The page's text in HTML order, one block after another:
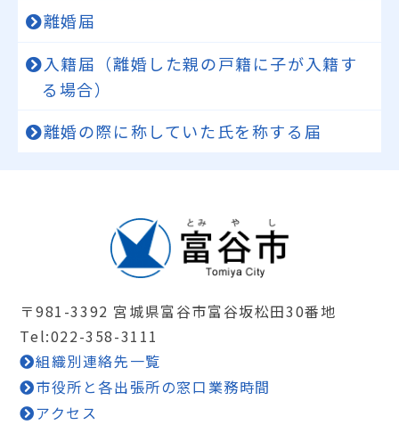
離婚届
入籍届（離婚した親の戸籍に子が入籍す
る場合）
離婚の際に称していた氏を称する届
〒981-3392 宮城県富谷市富谷坂松田30番地
Tel:022-358-3111
組織別連絡先一覧
市役所と各出張所の窓口業務時間
アクセス